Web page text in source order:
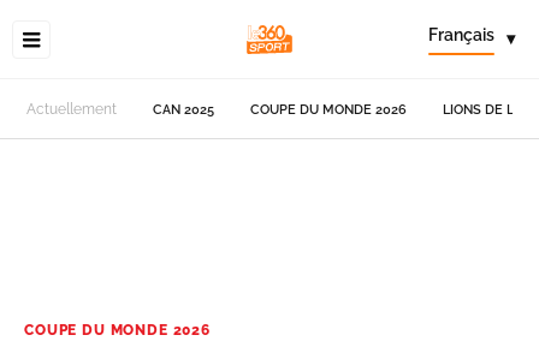
Français ▾
Actuellement CAN 2025 COUPE DU MONDE 2026 LIONS DE
COUPE DU MONDE 2026